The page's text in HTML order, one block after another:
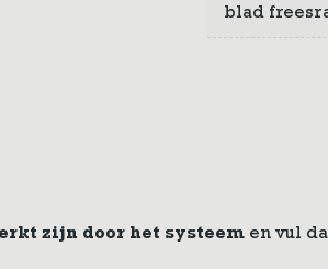
blad
zijn door het systeem en vul